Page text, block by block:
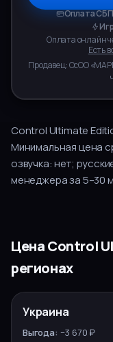
Оплата
Оплата онлайн
Есть
Продавец:ОсОО
Control Ultimate
Минимальная цена
озвучка:нет;
менеджера за5–30
ЦенаControl
регионах
РЕГИОН
Украина
−3 670 ₽